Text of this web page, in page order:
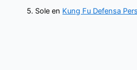
Sole en Kung Fu Defensa